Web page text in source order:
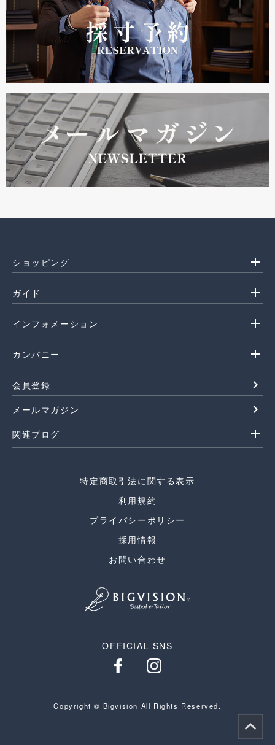
ショッピング add
ガイド add
インフォメーション add
カンパニー add
会員登録 navigate_next
メールマガジン navigate_next
関連ブログ add
特定商取引法に関する表示
利用規約
プライバシーポリシー
採用情報
お問い合わせ
OFFICIAL SNS
Copyright © Bigvision All Rights Reserved.